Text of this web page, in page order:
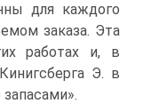
для каждого
заказа. Эта
работах и, в
Э. в